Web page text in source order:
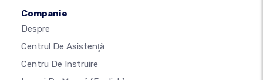
Companie
Despre
Centrul De Asistenţă
Centru De Instruire